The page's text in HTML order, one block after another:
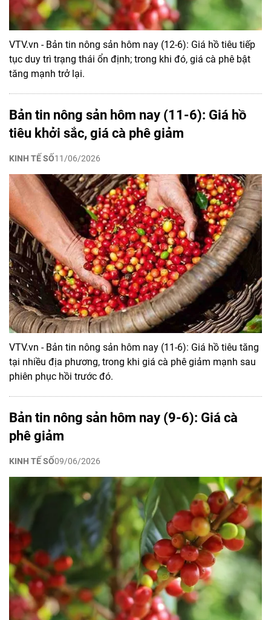
VTV.vn - Bản tin nông sản hôm nay (12-6): Giá hồ tiêu tiếp
tục duy trì trạng thái ổn định; trong khi đó, giá cà phê bật
tăng mạnh trở lại.
Bản tin nông sản hôm nay (11-6): Giá hồ
tiêu khởi sắc, giá cà phê giảm
KINH TẾ SỐ11/06/2026
VTV.vn - Bản tin nông sản hôm nay (11-6): Giá hồ tiêu tăng
tại nhiều địa phương, trong khi giá cà phê giảm mạnh sau
phiên phục hồi trước đó.
Bản tin nông sản hôm nay (9-6): Giá cà
phê giảm
KINH TẾ SỐ09/06/2026